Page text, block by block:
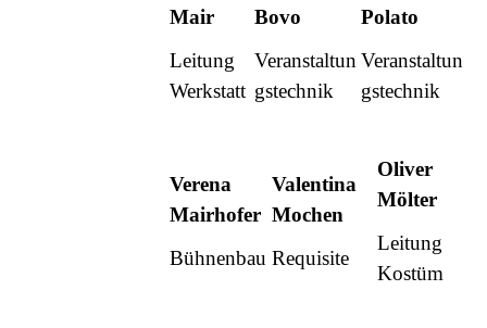
Mair
Leitung
Werkstatt
Bovo
Veranstaltun
gstechnik
Polato
Veranstaltun
gstechnik
Verena
Mairhofer
Bühnenbau
Valentina
Mochen
Requisite
Oliver
Mölter
Leitung
Kostüm